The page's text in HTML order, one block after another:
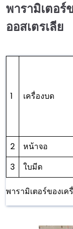
พารามิเตอร์
ออสเตรเลีย
1 เครื่องบด
2
หน้าจอ
3
ใบมีด
พารามิเตอร์ของเค